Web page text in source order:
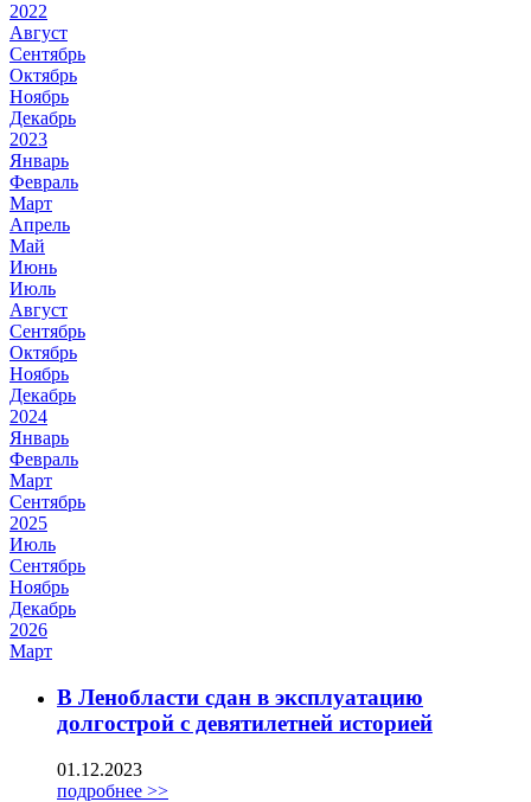
2022
Август
Сентябрь
Октябрь
Ноябрь
Декабрь
2023
Январь
Февраль
Март
Апрель
Май
Июнь
Июль
Август
Сентябрь
Октябрь
Ноябрь
Декабрь
2024
Январь
Февраль
Март
Сентябрь
2025
Июль
Сентябрь
Ноябрь
Декабрь
2026
Март
В Ленобласти сдан в эксплуатацию
долгострой с девятилетней историей
01.12.2023
подробнее >>